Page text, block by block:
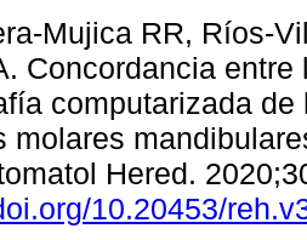
Mujica RR, Ríos-
Concordancia
computarizada
molares
Hered.
10.20453/